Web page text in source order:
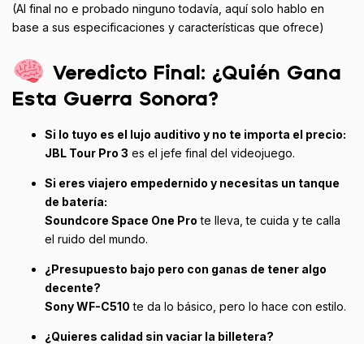
(Al final no e probado ninguno todavía, aquí solo hablo en
base a sus especificaciones y características que ofrece)
Veredicto Final: ¿Quién Gana
Esta Guerra Sonora?
Si lo tuyo es el lujo auditivo y no te importa el precio:
JBL Tour Pro 3 es el jefe final del videojuego.
Si eres viajero empedernido y necesitas un tanque
de batería:
Soundcore Space One Pro te lleva, te cuida y te calla
el ruido del mundo.
¿Presupuesto bajo pero con ganas de tener algo
decente?
Sony WF-C510 te da lo básico, pero lo hace con estilo.
¿Quieres calidad sin vaciar la billetera?